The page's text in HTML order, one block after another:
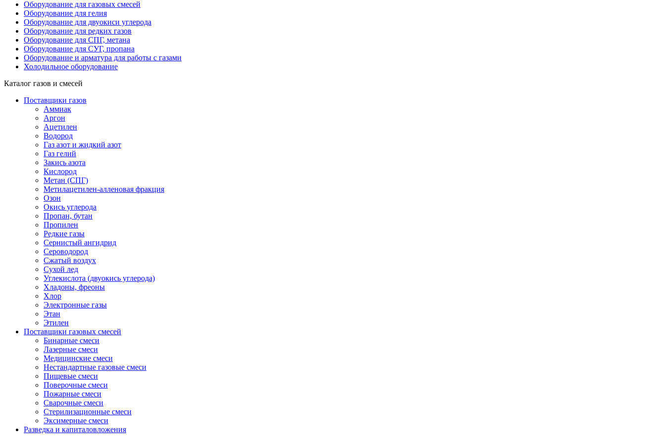
Оборудование для газовых смесей
Оборудование для гелия
Оборудование для двуокиси углерода
Оборудование для редких газов
Оборудование для СПГ, метана
Оборудование для СУГ, пропана
Оборудование и арматура для работы с газами
Холодильное оборудование
Каталог газов и смесей
Поставщики газов
Аммиак
Аргон
Ацетилен
Водород
Газ азот и жидкий азот
Газ гелий
Закись азота
Кислород
Метан (СПГ)
Метилацетилен-алленовая фракция
Озон
Окись углерода
Пропан, бутан
Пропилен
Редкие газы
Сернистый ангидрид
Сероводород
Сжатый воздух
Сухой лед
Углекислота (двуокись углерода)
Хладоны, фреоны
Хлор
Электронные газы
Этан
Этилен
Поставщики газовых смесей
Бинарные смеси
Лазерные смеси
Медицинские смеси
Нестандартные газовые смеси
Пищевые смеси
Поверочные смеси
Пожарные смеси
Сварочные смеси
Стерилизационные смеси
Эксимерные смеси
Разведка и капиталовложения